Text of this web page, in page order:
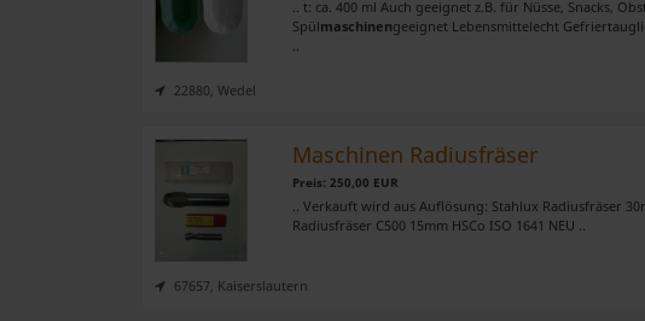
.. t: ca. 400 ml Auch geeignet z.B. für Nüsse, Snacks,
Spülmaschinengeeignet Lebensmittelecht
22880, Wedel
Maschinen Radiusfräser
Preis: 250,00 EUR
.. Verkauft wird aus Auflösung: Stahlux Radiusfräser
Radiusfräser C500 15mm HSCo ISO 1641 NEU ..
67657, Kaiserslautern